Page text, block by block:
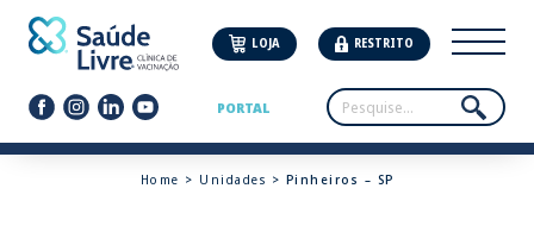
LOJA RESTRITO
PORTAL
Home > Unidades > Pinheiros – SP